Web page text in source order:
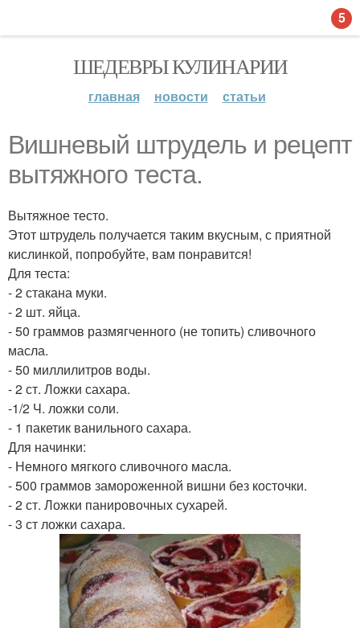
ШЕДЕВРЫ КУЛИНАРИИ
главная новости статьи
Вишневый штрудель и рецепт
вытяжного теста.
Вытяжное тесто.
Этот штрудель получается таким вкусным, с приятной
кислинкой, попробуйте, вам понравится!
Для теста:
- 2 стакана муки.
- 2 шт. яйца.
- 50 граммов размягченного (не топить) сливочного
масла.
- 50 миллилитров воды.
- 2 ст. Ложки сахара.
-1/2 Ч. ложки соли.
- 1 пакетик ванильного сахара.
Для начинки:
- Немного мягкого сливочного масла.
- 500 граммов замороженной вишни без косточки.
- 2 ст. Ложки панировочных сухарей.
- 3 ст ложки сахара.
5